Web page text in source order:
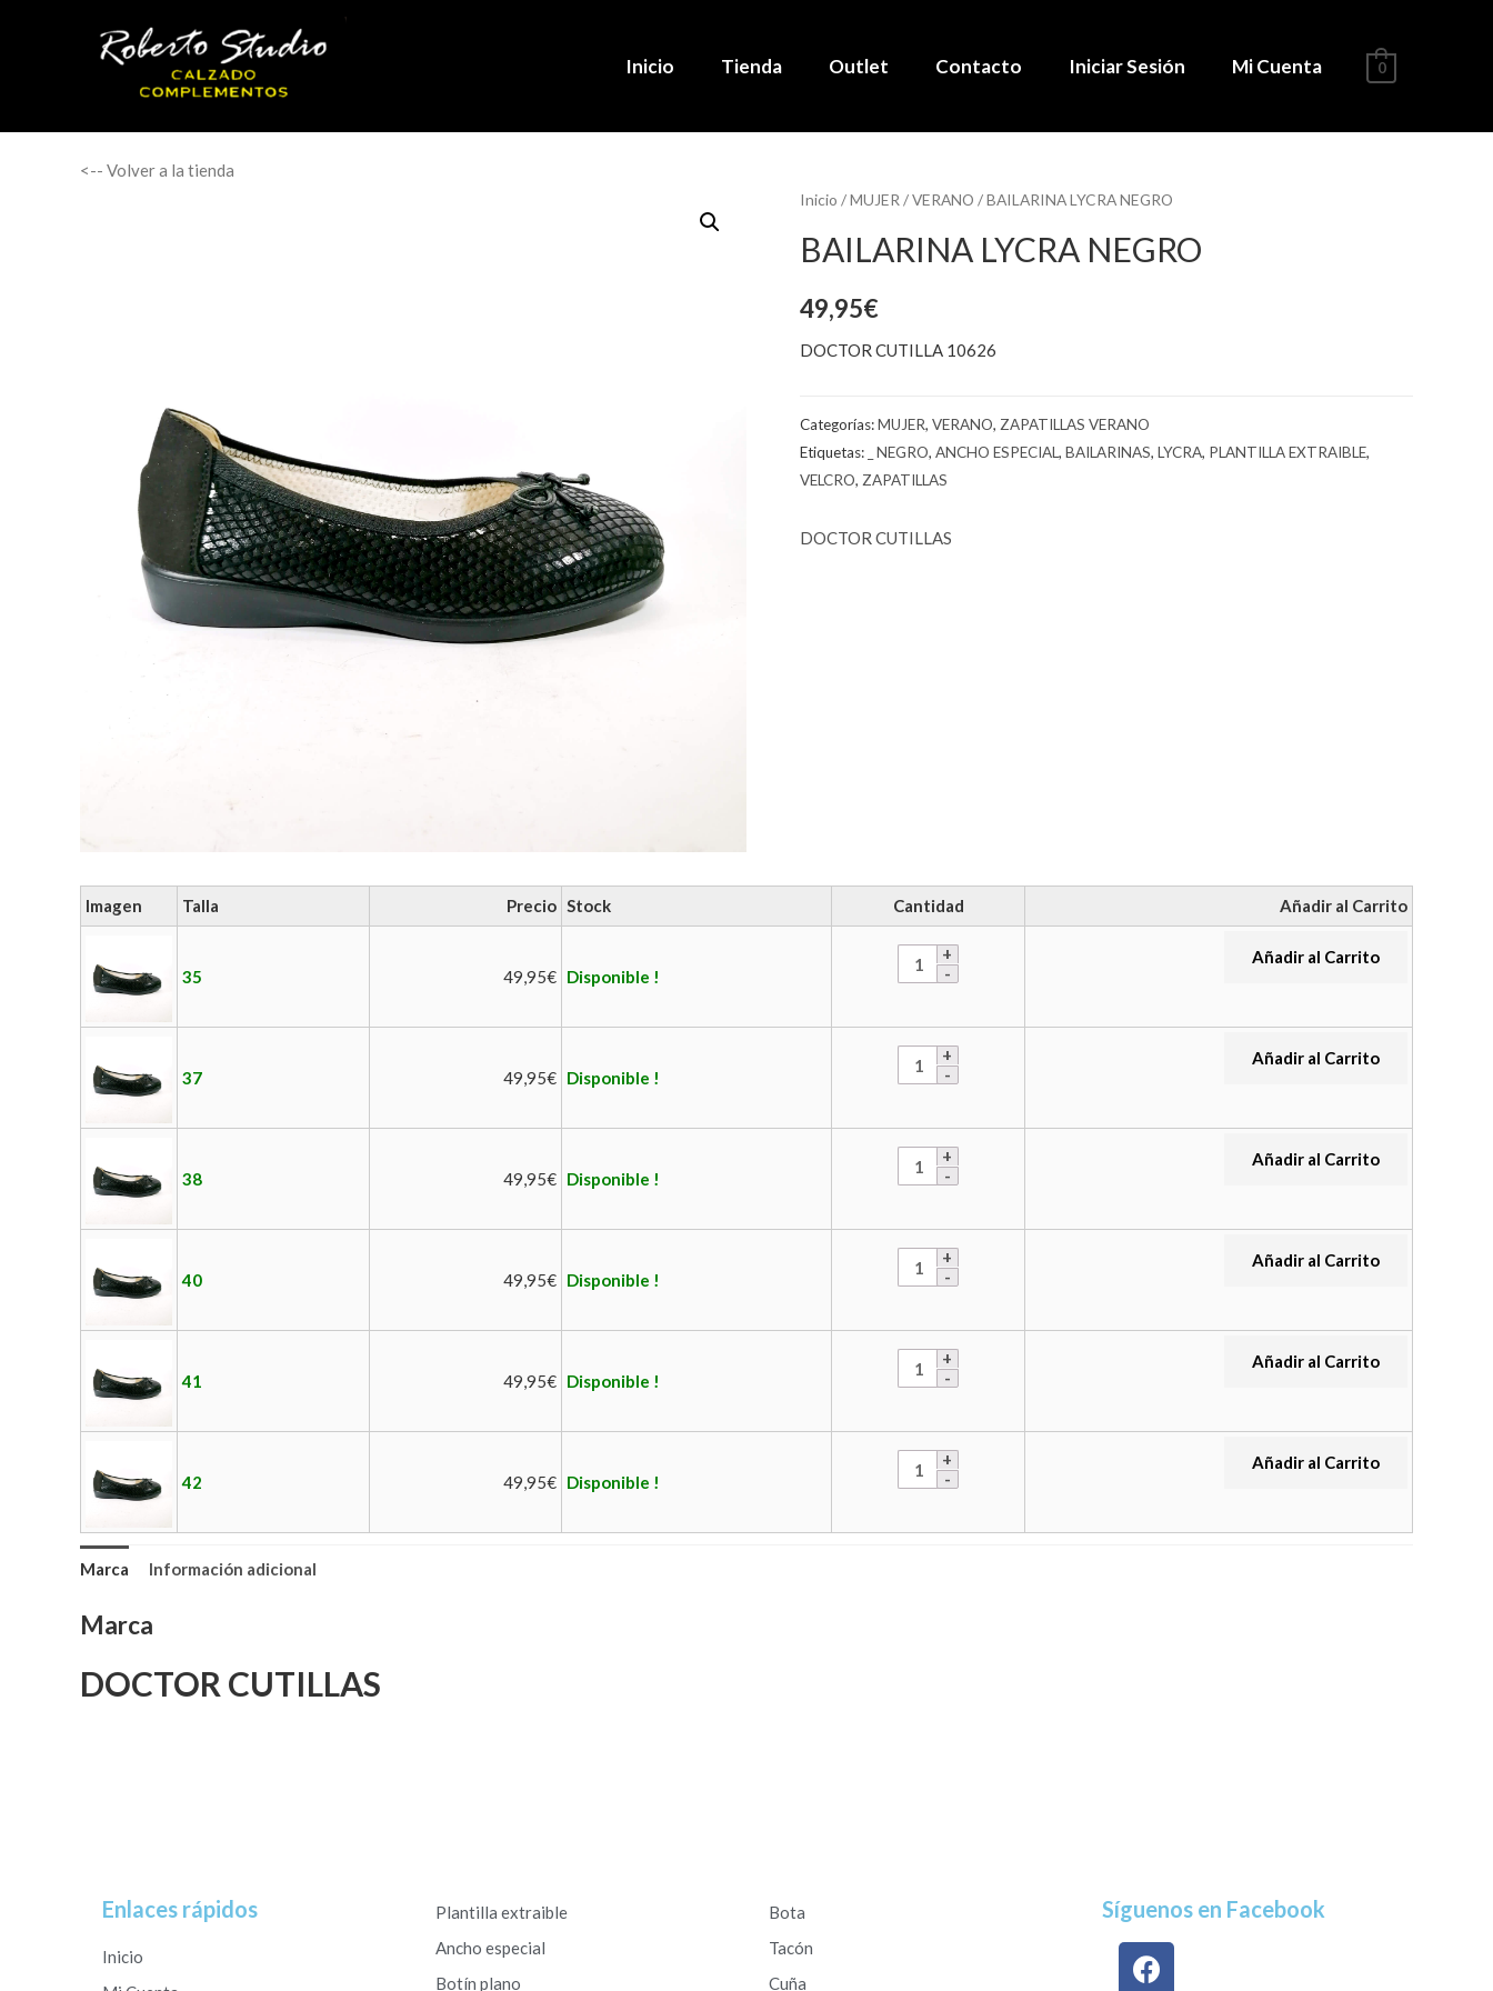
Inicio Tienda Outlet Contacto Iniciar Sesión Mi Cuenta 0
<-- Volver a la tienda
Inicio /MUJER /VERANO / BAILARINA LYCRA NEGRO
BAILARINA LYCRA NEGRO
49,95€
DOCTOR CUTILLA 10626
Categorías:MUJER, VERANO, ZAPATILLAS VERANO
Etiquetas:
_ NEGRO, ANCHO ESPECIAL, BAILARINAS, LYCRA, PLANTILLA EXTRAIBLE,
VELCRO, ZAPATILLAS
DOCTOR CUTILLAS
Imagen Talla Precio Stock Cantidad Añadir al Carrito
35 49,95€ Disponible !
Añadir al Carrito
37 49,95€ Disponible !
Añadir al Carrito
38 49,95€ Disponible !
Añadir al Carrito
40 49,95€ Disponible !
Añadir al Carrito
41 49,95€ Disponible !
Añadir al Carrito
42 49,95€ Disponible !
Añadir al Carrito
Marca Información adicional
Marca
DOCTOR CUTILLAS
Enlaces rápidos
Inicio
Plantilla extraible
Ancho especial
Botín plano
Bota
Tacón
Cuña
Síguenos en Facebook